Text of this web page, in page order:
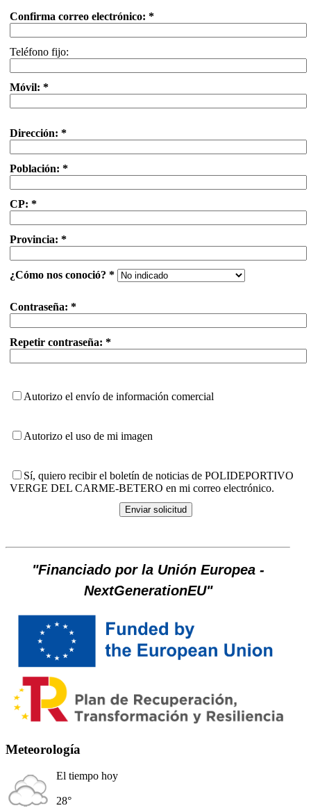
Confirma correo electrónico: *
Teléfono fijo:
Móvil: *
Dirección: *
Población: *
CP: *
Provincia: *
¿Cómo nos conoció? *
Contraseña: *
Repetir contraseña: *
Autorizo el envío de información comercial
Autorizo el uso de mi imagen
Sí, quiero recibir el boletín de noticias de POLIDEPORTIVO
VERGE DEL CARME-BETERO en mi correo electrónico.
"Financiado por la Unión Europea -
NextGenerationEU"
Meteorología
El tiempo hoy
28°